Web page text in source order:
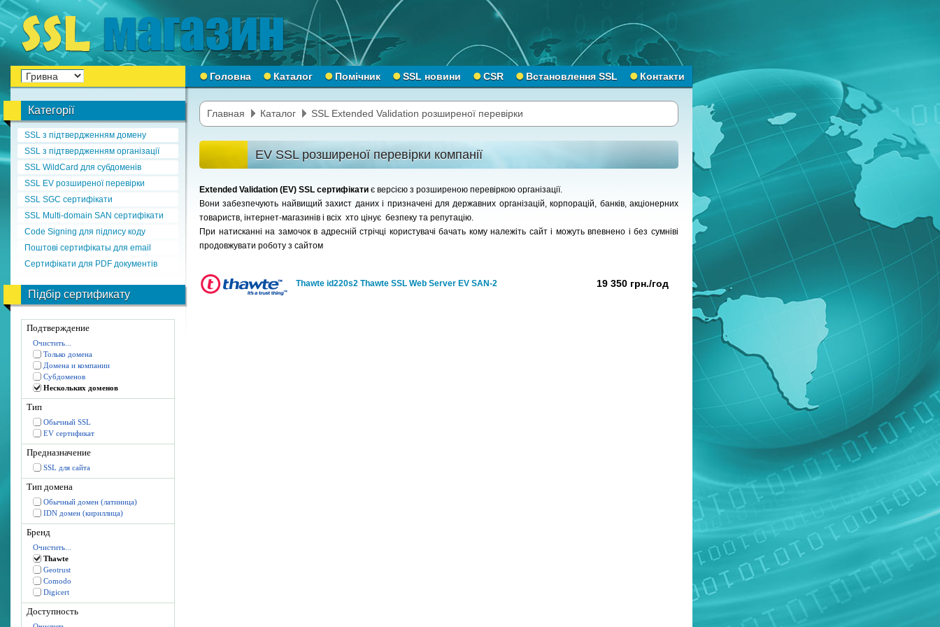
Головна Каталог Помічник SSL новини CSR Встановлення SSL Контакти
Категорії
SSL з підтвердженням домену
SSL з підтвердженням організації
SSL WildCard для субдоменів
SSL EV розширеної перевірки
SSL SGC сертифікати
SSL Multi-domain SAN сертифікати
Code Signing для підпису коду
Поштові сертифікаты для email
Сертифікати для PDF документів
Підбір сертификату
Подтверждение
Очистить...
Только домена
Домена и компании
Субдоменов
Нескольких доменов
Тип
Обычный SSL
EV сертификат
Предназначение
SSL для сайта
Тип домена
Обычный домен (латиница)
IDN домен (кириллица)
Бренд
Очистить...
Thawte
Geotrust
Comodo
Digicert
Доступность
Главная Каталог SSL Extended Validation розширеної перевірки
EV SSL розширеної перевірки компанії
Extended Validation (EV) SSL сертифікати є версією з розширеною перевіркою організації.
Вони забезпечують найвищий захист даних і призначені для державних організацій, корпорацій, банків, акціонерних
товариств, інтернет-магазинів і всіх хто цінує безпеку та репутацію.
При натисканні на замочок в адресній стрічці користувачі бачать кому належіть сайт і можуть впевнено і без сумніві
продовжувати роботу з сайтом
Thawte id220s2 Thawte SSL Web Server EV SAN-2 19 350 грн./год